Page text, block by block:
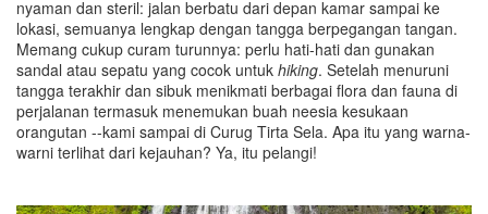
nyaman dan steril: jalan berbatu dari depan kamar sampai ke
lokasi, semuanya lengkap dengan tangga berpegangan tangan.
Memang cukup curam turunnya: perlu hati-hati dan gunakan
sandal atau sepatu yang cocok untuk hiking. Setelah menuruni
tangga terakhir dan sibuk menikmati berbagai flora dan fauna di
perjalanan termasuk menemukan buah neesia kesukaan
orangutan --kami sampai di Curug Tirta Sela. Apa itu yang warna-
warni terlihat dari kejauhan? Ya, itu pelangi!